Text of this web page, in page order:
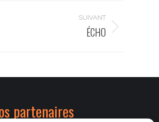
SUIVANT
ÉCHO
partenaires